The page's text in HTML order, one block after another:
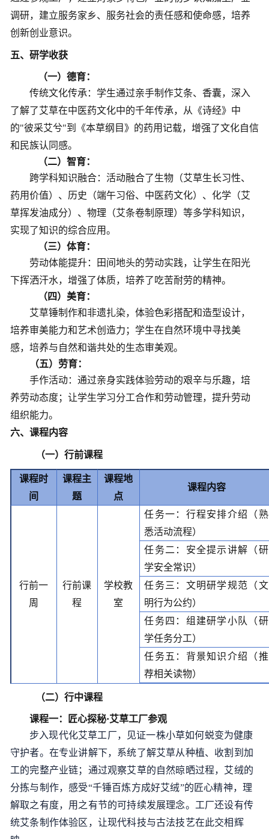
调研，建立服务家乡、服务社会的责任感和使命感，培养
创新创业意识。
五、研学收获
（一）德育：
传统文化传承：学生通过亲手制作艾条、香囊，深入
了解了艾草在中医药文化中的千年传承，从《诗经》中
的"彼采艾兮"到《本草纲目》的药用记载，增强了文化自信
和民族认同感。
（二） 智育：
跨学科知识融合：活动融合了生物（艾草生长习性、
药用价值）、历史（端午习俗、中医药文化）、化学（艾
草挥发油成分）、物理（艾条卷制原理）等多学科知识，
实现了知识的综合应用。
（三） 体育：
劳动体能提升：田间地头的劳动实践，让学生在阳光
下挥洒汗水，增强了体质，培养了吃苦耐劳的精神。
（四）美育：
艾草锤制作和非遗扎染，体验色彩搭配和造型设计，
培养审美能力和艺术创造力 ； 学生在自然环境中寻找美
感，培养与自然和谐共处的生态审美观。
（五）劳育：
手作活动：通过亲身实践体验劳动的艰辛与乐趣，培
养劳动态度；让学生学习分工合作和劳动管理，提升劳动
组织能力。
六、课程内容
（一）行前课程
课程时
间
课程主
题
课程地
点
课程内容
行前一
周
行前课
程
学校教
室
任务一：行程安排介绍（熟
悉活动流程）
任务二：安全提示讲解（研
学安全常识）
任务三：文明研学规范（文
明行为公约）
任务四：组建研学小队（研
学任务分工）
任务五：背景知识介绍（推
荐相关读物）
（二）行中课程
课程一： 匠心探秘·艾草工厂参观
步入现代化艾草工厂，见证一株小草如何蜕变为健康
守护者。在专业讲解下，系统了解艾草从种植、收割到加
工的完整产业链； 通过观察艾草的自然晾晒过程，艾绒的
分拣与制作，感受“千锤百炼方成好艾绒”的匠心精神，理
解取之有度，用之有节的可持续发展理念。工厂还设有传
统艾条制作体验区，让现代科技与古法技艺在此交相辉